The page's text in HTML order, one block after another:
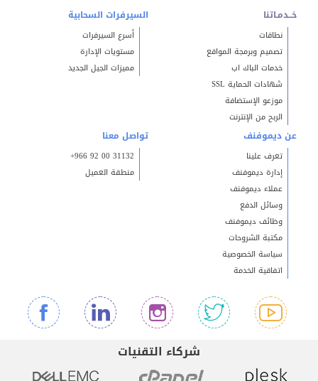
خــدمـاتنا
نطاقات
تصميم وبرمجة المواقع
خدمات الباك اب
شهادات الحماية SSL
موزعو الإستضافة
الربح من الإنترنت
السيرفرات السحابية
أسرع السيرفرات
مستويات الإدارة
مميزات الجيل الجديد
عن ديموفنف
تعرف علينا
إدارة ديموفنف
عملاء ديموفنف
وسائل الدفع
وظائف ديموفنف
مكتبة الشروحات
سياسة الخصوصية
اتفاقية الخدمة
تواصل معنا
+966 92 00 31132
منطقة العميل
شركاء التقنيات